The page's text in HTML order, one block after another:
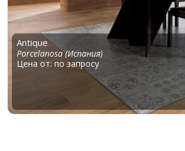
Antique
Porcelanosa (Испания)
Цена от: по запросу